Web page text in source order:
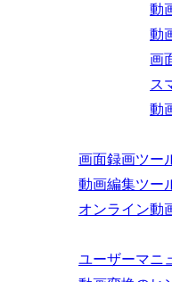
動
動
画
ス
動
画面録画ツー
動画編集ツー
オンライン動
ユーザーマニ